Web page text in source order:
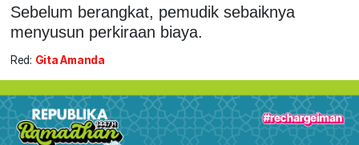
Sebelum berangkat, pemudik sebaiknya
menyusun perkiraan biaya.
Red: Gita Amanda